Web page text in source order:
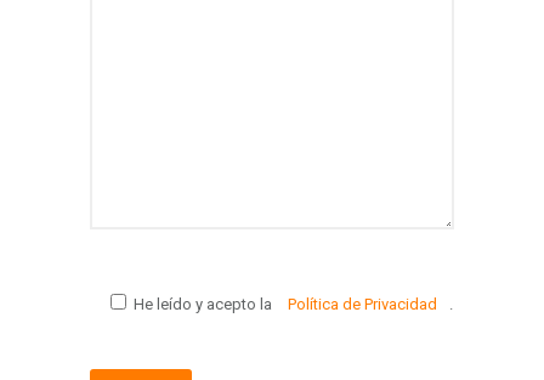
He leído y acepto la Política de Privacidad